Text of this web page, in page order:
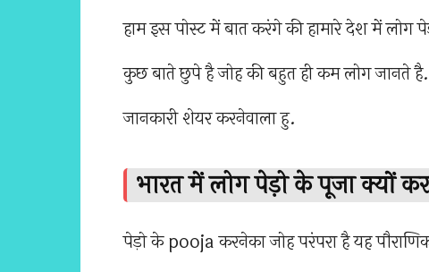
हाम इस पोस्ट में बात करंगे की हामारे देश में
कुछ बाते छुपे है जोह की बहुत ही कम लोग जानते
जानकारी शेयर करनेवाला हु.
भारत में लोग पेड़ो के पूजा क्यों
पेड़ो के pooja करनेका जोह परंपरा है यह